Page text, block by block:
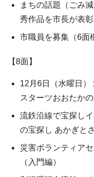
まちの話題（ごみ
秀作品を市長が表彰
市職員を募集（6面
【8面】
12月6日（水曜日
スターツおおたか
流鉄沿線で宝探し
の宝探し あかぎと
災害ボランティア
（入門編）